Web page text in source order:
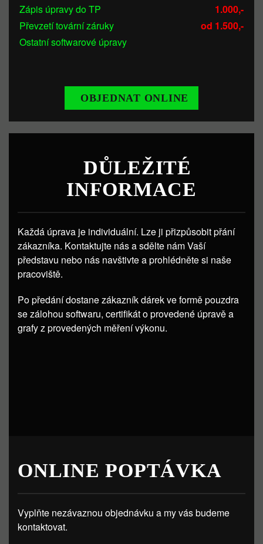
Zápis úpravy do TP
1.000,-
Převzetí tovární záruky
od 1.500,-
Ostatní softwarové úpravy
OBJEDNAT ONLINE
DŮLEŽITÉ
INFORMACE
Každá úprava je individuální. Lze ji přizpůsobit přání
zákazníka. Kontaktujte nás a sdělte nám Vaší
představu nebo nás navštivte a prohlédněte si naše
pracoviště.
Po předání dostane zákazník dárek ve formě pouzdra
se zálohou softwaru, certifikát o provedené úpravě a
grafy z provedených měření výkonu.
ONLINE POPTÁVKA
Vyplňte nezávaznou objednávku a my vás budeme
kontaktovat.